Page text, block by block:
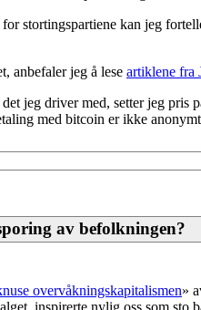
stortingspartiene kan jeg
anbefaler jeg å lese artiklene fra
jeg driver med, setter jeg pris
med bitcoin er ikke
av befolkningen?
overvåkningskapitalismen»
inspirerte nylig oss som sto